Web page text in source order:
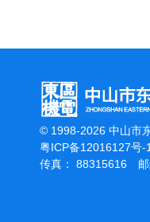
© 1998-2026 中山市
粤ICP备12016127号-1
传真： 88315616 邮